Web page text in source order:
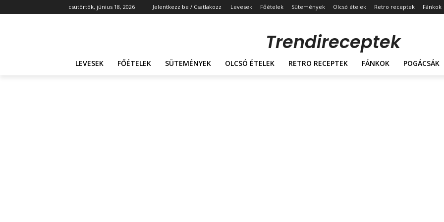
csütörtök, június 18, 2026 Jelentkezz be / Csatlakozz Levesek Főételek Sütemények Olcsó ételek Retro receptek Fánkok
Trendireceptek
LEVESEK FŐÉTELEK SÜTEMÉNYEK OLCSÓ ÉTELEK RETRO RECEPTEK FÁNKOK POGÁCSÁK